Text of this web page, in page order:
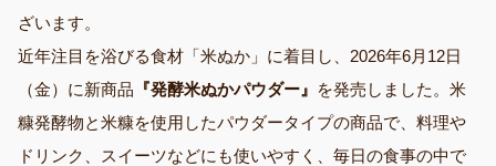
ざいます。
近年注目を浴びる食材「米ぬか」に着目し、2026年6月12日
（金）に新商品 『発酵米ぬかパウダー』 を発売しました。米
糠発酵物と米糠を使用したパウダータイプの商品で、料理や
ドリンク、スイーツなどにも使いやすく、毎日の食事の中で